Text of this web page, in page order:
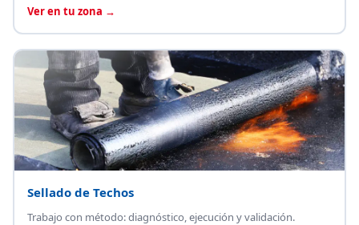
Ver en tu zona →
Sellado de Techos
Trabajo con método: diagnóstico, ejecución y validación.